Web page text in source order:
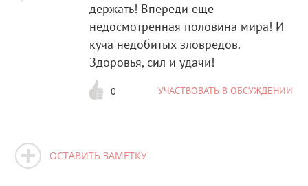
держать! Впереди еще
недосмотренная половина мира! И
куча недобитых зловредов.
Здоровья, сил и удачи!
0 УЧАСТВОВАТЬ В ОБСУЖДЕНИИ
ОСТАВИТЬ ЗАМЕТКУ